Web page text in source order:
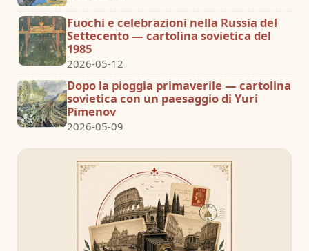
Fuochi e celebrazioni nella Russia del
Settecento — cartolina sovietica del
1985
2026-05-12
Dopo la pioggia primaverile — cartolina
sovietica con un paesaggio di Yuri
Pimenov
2026-05-09